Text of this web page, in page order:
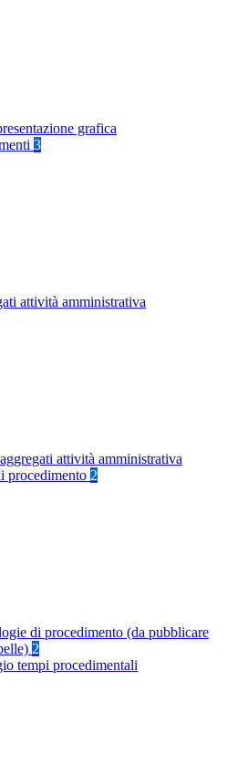
grafica
3
attività amministrativa
attività amministrativa
procedimento 2
di procedimento (da pubblicare
2
tempi procedimentali